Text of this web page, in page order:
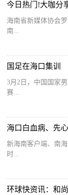
海南省新媒体协会
南...
国足在海口集训
3月2日，中国国家
赛...
海口白血病、先
新海南客户端、南
时...
环球快资讯：和